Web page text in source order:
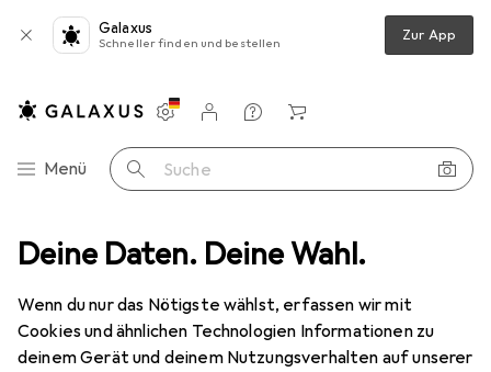
Deine Daten. Deine Wahl.
Wenn du nur das Nötigste wählst, erfassen wir mit
Cookies und ähnlichen Technologien Informationen zu
deinem Gerät und deinem Nutzungsverhalten auf unserer
Galaxus
Schneller finden und bestellen Zur App
Navigation nach Kategorien
Menü Suche
Einstellungen
Kundenkonto
Vergleichslisten
Merklisten
Warenkorb
Handwerkzeug Schleifwerkzeuge Beitel + Handhobel
Gebraucht Beitel + Handhobel